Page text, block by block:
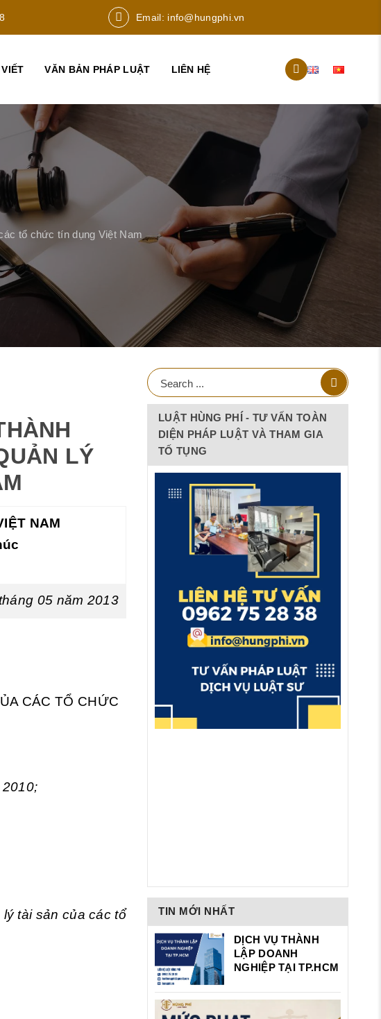
Email: info@hungphi.vn
VĂN BẢN PHÁP LUẬT LIÊN HỆ
tổ chức tín dụng Việt Nam
LÝ
NAM
05 năm 2013
CÁC TỔ CHỨC
tài sản của các tổ
LUẬT HÙNG PHÍ - TƯ VẤN TOÀN
DIỆN PHÁP LUẬT VÀ THAM GIA
TỐ TỤNG
TIN MỚI NHẤT
DỊCH VỤ THÀNH
LẬP DOANH
NGHIỆP TẠI TP.HCM